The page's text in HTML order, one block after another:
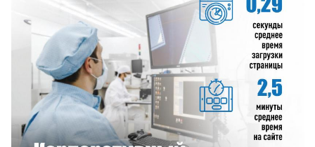
Смотреть проект